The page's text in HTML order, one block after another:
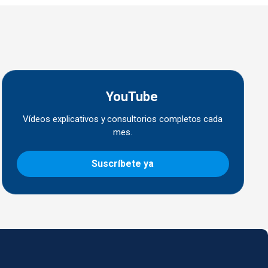
YouTube
Vídeos explicativos y consultorios completos cada
mes.
Suscríbete ya